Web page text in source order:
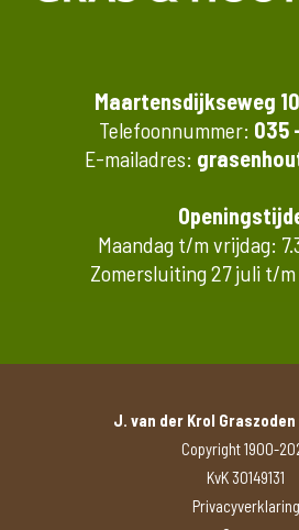
Maartensdijkseweg
Telefoonnummer: 035
E-mailadres:
Maandag t/m vrijdag:
Zomersluiting 27 juli t/
J. van der Krol
Copyright 1900-
KvK 30149131
Privacyverklaring